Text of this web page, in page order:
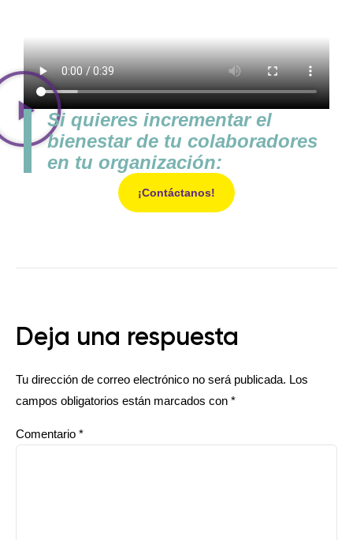
Si quieres incrementar el
bienestar de tu colaboradores
en tu organización:
¡Contáctanos!
Deja una respuesta
Tu dirección de correo electrónico no será publicada. Los
campos obligatorios están marcados con *
Comentario *